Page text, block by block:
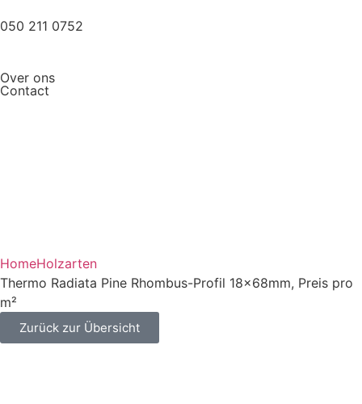
050 211 0752
Over ons
Contact
HomeHolzarten
Thermo Radiata Pine Rhombus-Profil 18x68mm, Preis pro
m²
Zurück zur Übersicht